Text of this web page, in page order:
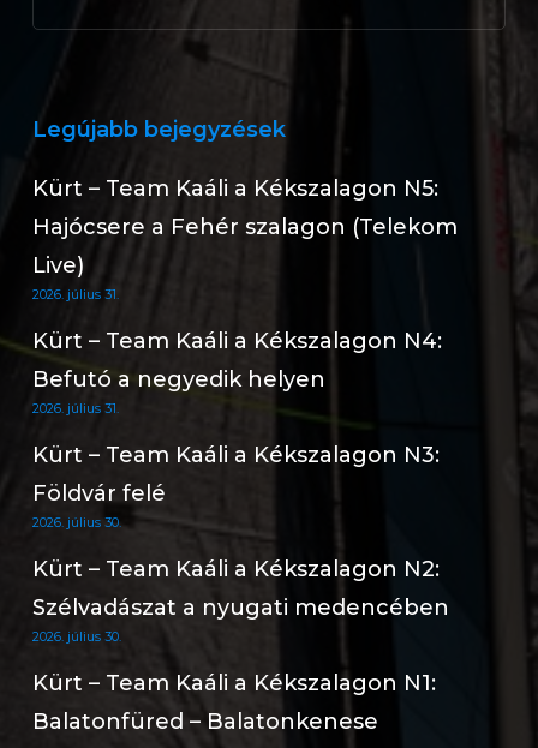
Legújabb bejegyzések
Kürt – Team Kaáli a Kékszalagon N5:
Hajócsere a Fehér szalagon (Telekom
Live)
2026. július 31.
Kürt – Team Kaáli a Kékszalagon N4:
Befutó a negyedik helyen
2026. július 31.
Kürt – Team Kaáli a Kékszalagon N3:
Földvár felé
2026. július 30.
Kürt – Team Kaáli a Kékszalagon N2:
Szélvadászat a nyugati medencében
2026. július 30.
Kürt – Team Kaáli a Kékszalagon N1:
Balatonfüred – Balatonkenese